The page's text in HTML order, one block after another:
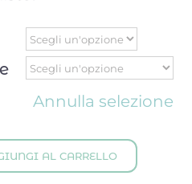
Annulla selezione
AL CARRELLO